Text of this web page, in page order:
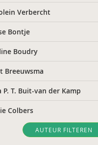
Verbercht
Bontje
Boudry
Breeuwsma
P. T. Buit-van der Kamp
Colbers
ColonnesiAUTEUR FILTEREN